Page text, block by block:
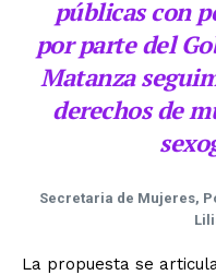
públicas con
por parte del
Matanza
derechos de
Secretaria de Mujeres,
La propuesta se